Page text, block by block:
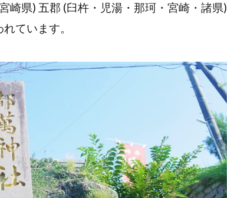
崎県) 五郡 (臼杵・児湯・那珂・宮崎・諸県)
ています。